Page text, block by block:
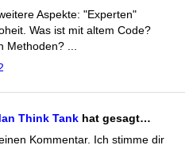
Aspekte: "Experten"
Was ist mit altem Code?
Methoden? ...
Think Tank hat gesagt…
Kommentar. Ich stimme dir